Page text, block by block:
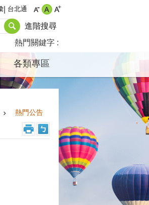
台北通
進階搜尋
熱門關鍵字
各類專區
熱門公告